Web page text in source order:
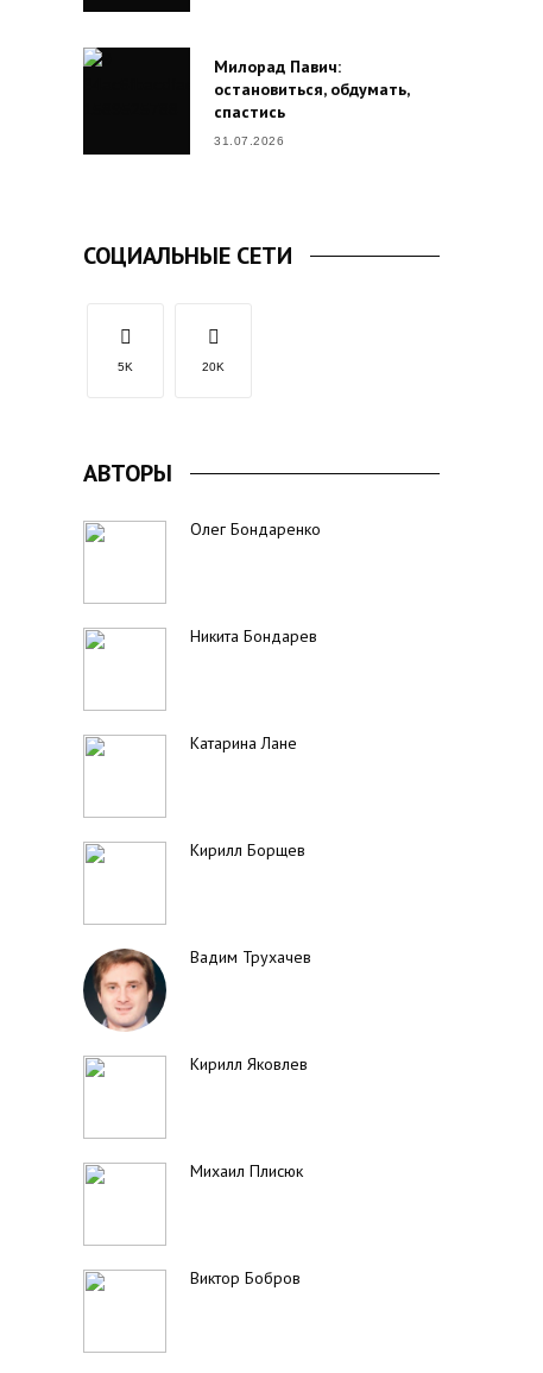
Милорад Павич:
остановиться, обдумать,
спастись
31.07.2026
СОЦИАЛЬНЫЕ СЕТИ
5K 20K
АВТОРЫ
Олег Бондаренко
Никита Бондарев
Катарина Лане
Кирилл Борщев
Вадим Трухачев
Кирилл Яковлев
Михаил Плисюк
Виктор Бобров